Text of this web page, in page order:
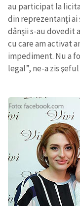
au participat la
din reprezentanţi
dânşii s-au dovedit
cu care am activat
impediment. Nu a
legal”, ne-a zis